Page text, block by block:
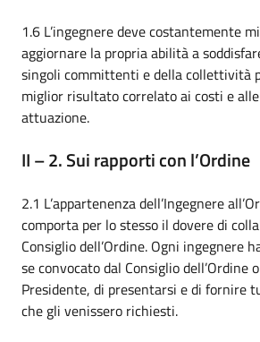
1.6 L’ingegnere deve costantemente
aggiornare la propria abilità a
singoli committenti e della collettività
miglior risultato correlato ai costi e
attuazione.
II – 2. Sui rapporti con l’Ordine
2.1 L’appartenenza dell’Ingegnere
comporta per lo stesso il dovere di
Consiglio dell’Ordine. Ogni ingegnere
se convocato dal Consiglio dell’Ordine
Presidente, di presentarsi e di fornire
che gli venissero richiesti.